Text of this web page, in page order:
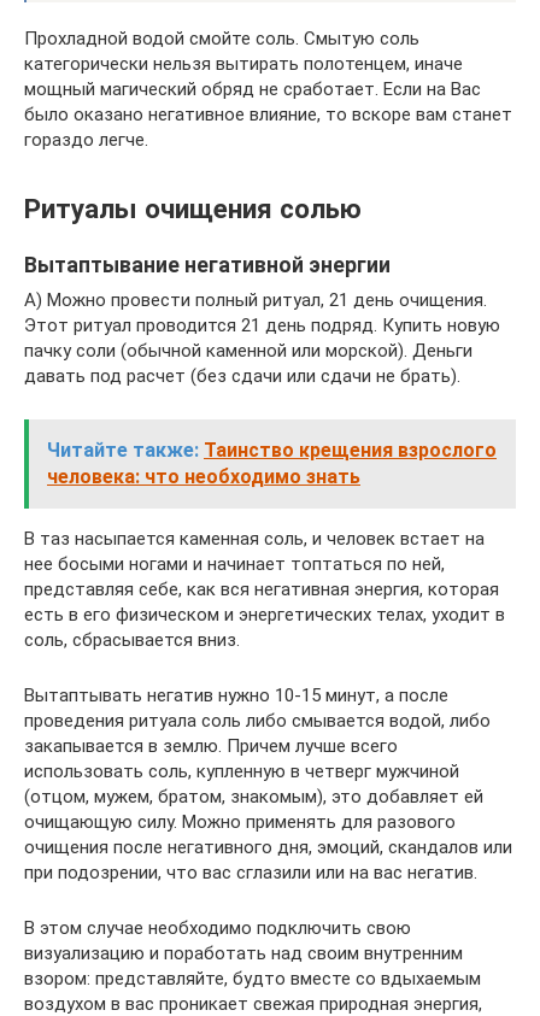
Прохладной водой смойте соль. Смытую соль
категорически нельзя вытирать полотенцем, иначе
мощный магический обряд не сработает. Если на Вас
было оказано негативное влияние, то вскоре вам станет
гораздо легче.
Ритуалы очищения солью
Вытаптывание негативной энергии
А) Можно провести полный ритуал, 21 день очищения.
Этот ритуал проводится 21 день подряд. Купить новую
пачку соли (обычной каменной или морской). Деньги
давать под расчет (без сдачи или сдачи не брать).
Читайте также: Таинство крещения взрослого
человека: что необходимо знать
В таз насыпается каменная соль, и человек встает на
нее босыми ногами и начинает топтаться по ней,
представляя себе, как вся негативная энергия, которая
есть в его физическом и энергетических телах, уходит в
соль, сбрасывается вниз.
Вытаптывать негатив нужно 10-15 минут, а после
проведения ритуала соль либо смывается водой, либо
закапывается в землю. Причем лучше всего
использовать соль, купленную в четверг мужчиной
(отцом, мужем, братом, знакомым), это добавляет ей
очищающую силу. Можно применять для разового
очищения после негативного дня, эмоций, скандалов или
при подозрении, что вас сглазили или на вас негатив.
В этом случае необходимо подключить свою
визуализацию и поработать над своим внутренним
взором: представляйте, будто вместе со вдыхаемым
воздухом в вас проникает свежая природная энергия,